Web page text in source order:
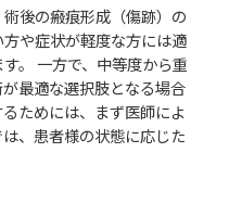
後の瘢痕形成（傷跡）の
や症状が軽度な方には適
。 一方で、中等度から重
最適な選択肢となる場合
ためには、まず医師によ
、患者様の状態に応じた